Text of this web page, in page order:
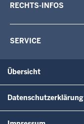
RECHTS-INFOS
SERVICE
Übersicht
Datenschutzerklärung